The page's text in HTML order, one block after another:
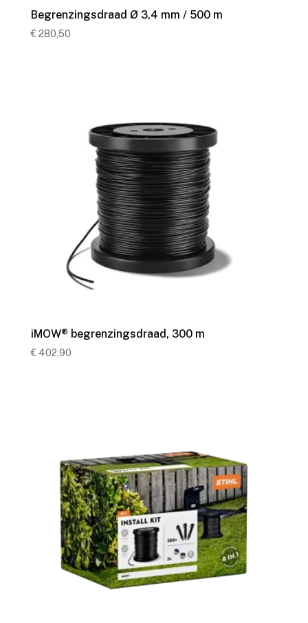
Begrenzingsdraad Ø 3,4 mm / 500 m
€ 280,50
iMOW® begrenzingsdraad, 300 m
€ 402,90